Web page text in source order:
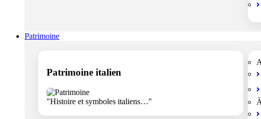
Patrimoine
Patrimoine italien
"Histoire et symboles italiens…"